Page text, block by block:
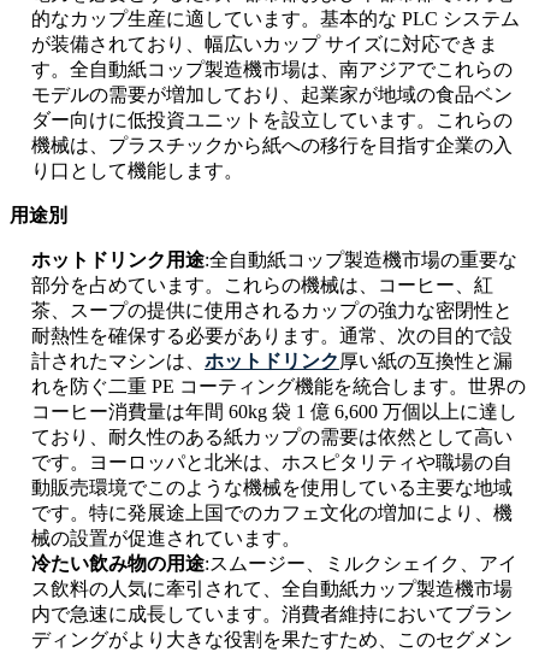
的なカップ生産に適しています。基本的な PLC システム
が装備されており、幅広いカップ サイズに対応できま
す。全自動紙コップ製造機市場は、南アジアでこれらの
モデルの需要が増加しており、起業家が地域の食品ベン
ダー向けに低投資ユニットを設立しています。これらの
機械は、プラスチックから紙への移行を目指す企業の入
り口として機能します。
用途別
ホットドリンク用途:全自動紙コップ製造機市場の重要な
部分を占めています。これらの機械は、コーヒー、紅
茶、スープの提供に使用されるカップの強力な密閉性と
耐熱性を確保する必要があります。通常、次の目的で設
計されたマシンは、 ホットドリンク厚い紙の互換性と漏
れを防ぐ二重 PE コーティング機能を統合します。世界の
コーヒー消費量は年間 60kg 袋 1 億 6,600 万個以上に達し
ており、耐久性のある紙カップの需要は依然として高い
です。ヨーロッパと北米は、ホスピタリティや職場の自
動販売環境でこのような機械を使用している主要な地域
です。特に発展途上国でのカフェ文化の増加により、機
械の設置が促進されています。
冷たい飲み物の用途:スムージー、ミルクシェイク、アイ
ス飲料の人気に牽引されて、全自動紙カップ製造機市場
内で急速に成長しています。消費者維持においてブラン
ディングがより大きな役割を果たすため、このセグメン